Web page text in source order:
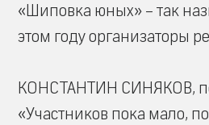
«Шиповка юных» – так
этом году организаторы
КОНСТАНТИН СИНЯКОВ,
«Участников пока мало,